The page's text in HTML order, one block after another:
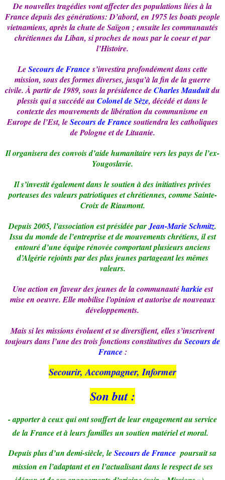
De nouvelles tragédies vont affecter des populations liées à la
France depuis des générations: D’abord, en 1975 les boats people
vietnamiens, après la chute de Saïgon ; ensuite les communautés
chrétiennes du Liban, si proches de nous par le coeur et par
l’Histoire.
LeSecours de Frances’investira profondément dans cette
mission, sous des formes diverses, jusqu’à la fin de la guerre
civile. À partir de 1989, sous la présidence deCharles Mauduitdu
plessis qui a succédé au Colonel de Sèze, décédé et dans le
contexte des mouvements de libération du communisme en
Europe de l’Est, leSecours de Francesoutiendra les catholiques
de Pologne et de Lituanie.
Il organisera des convois d’aide humanitaire vers les pays de l’ex-
Yougoslavie.
Il s’investit également dans le soutien à des initiatives privées
porteuses des valeurs patriotiques et chrétiennes, comme Sainte-
Croix de Riaumont.
Depuis 2005, l’association est présidée parJean-Marie Schmitz.
Issu du monde de l’entreprise et de mouvements chrétiens, il est
entouré d’une équipe rénovée comportant plusieurs anciens
d’Algérie rejoints par des plus jeunespartageant les mêmes
valeurs.
Une action en faveur des jeunes de la communautéharkieest
mise en oeuvre. Elle mobilise l’opinion et autorise de nouveaux
développements.
Mais si les missions évoluent et se diversifient, elles s’inscrivent
toujours dans l’une des trois fonctions constitutives du Secours de
France :
Secourir, Accompagner, Informer
Son but :
- apporter à ceux qui ont souffert de leur engagement au service
de la France et à leurs familles un soutien matériel et moral.
Depuis plus d’un demi-siècle, leSecours de France poursuit sa
mission en l’adaptant et en l’actualisant dans le respect de ses